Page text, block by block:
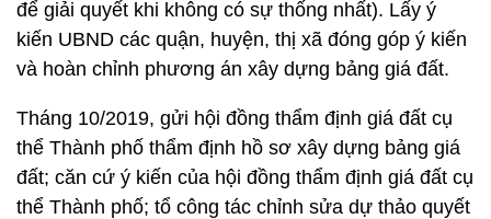
để giải quyết khi không có sự thống nhất). Lấy ý
kiến UBND các quận, huyện, thị xã đóng góp ý kiến
và hoàn chỉnh phương án xây dựng bảng giá đất.
Tháng 10/2019, gửi hội đồng thẩm định giá đất cụ
thể Thành phố thẩm định hồ sơ xây dựng bảng giá
đất; căn cứ ý kiến của hội đồng thẩm định giá đất cụ
thể Thành phố; tổ công tác chỉnh sửa dự thảo quyết